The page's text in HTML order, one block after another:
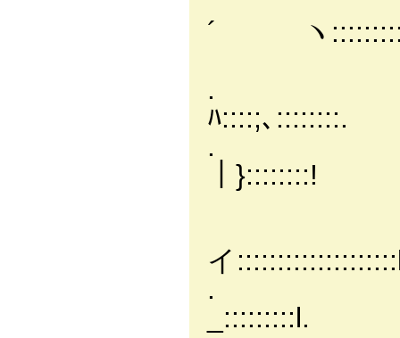
´ ヽ
.
ﾊ::::;､::::::::.
.
｜}::::::::!
イ
. /
_:::::::::l.